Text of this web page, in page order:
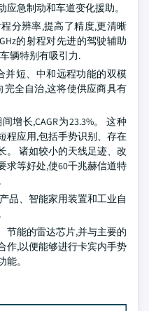
急制动和车道变化援助。
分辨率,提高了精度,更清晰
的射程对先进的驾驶辅助
辆特别有吸引力.
并短、中和远程功能的双模
完全自治,这将使供应商具有
增长,CAGR为23.3%。 这种
程应用,包括手势识别、存在
。 诸如较小的天线足迹、改
求等好处,使60千兆赫信道特
品、智能家用装置和工业自
节能的雷达芯片,并与主要的
作,以便能够进行卡宾内手势
。